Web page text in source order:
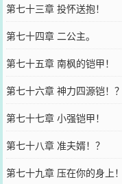
第七十三章 投怀送抱！
第七十四章 二公主。
第七十五章 南枫的铠甲！
第七十六章 神力四源铠！？
第七十七章 小强铠甲！
第七十八章 准夫婿！？
第七十九章 压在你的身上！